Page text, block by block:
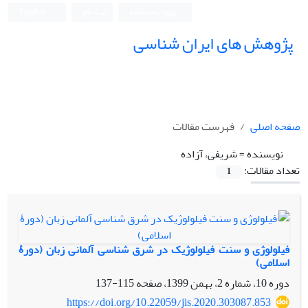
پژوهش های ایران شناسی
صفحه اصلی
فهرست مقالات
نویسنده =شریفی، آزاده
تعداد مقالات:
1
فیلولوژی و سنت فیلولوژیک در شرق شناسی آلمانی زبان (دورۀ
اسلامی)
دوره 10، شماره 2، بهمن 1399، صفحه
115-137
https://doi.org/10.22059/jis.2020.303087.853